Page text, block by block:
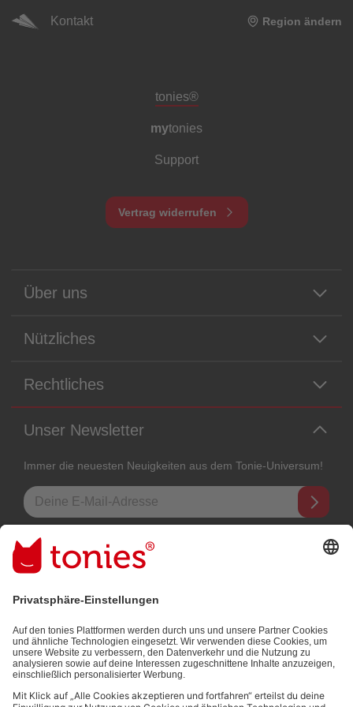
Kontakt Region ändern
Meta-Navigation Footer
tonies®
mytonies
Support
Vertrag widerrufen
Über uns
Nützliches
Rechtliches
Unser Newsletter
Immer die neuesten Neuigkeiten aus dem Tonie-Universum!
E-Mail-Addresse
Mit dem Absenden abonnierst du unseren E-Mail-Newsletter, der auf
den von dir bereitgestellten Informationen (z.B. Account-informationen)
und den von dir zu Werbezwecken bereitgestellten
Datenschutzbestimmungen.
Bezahlmethoden: